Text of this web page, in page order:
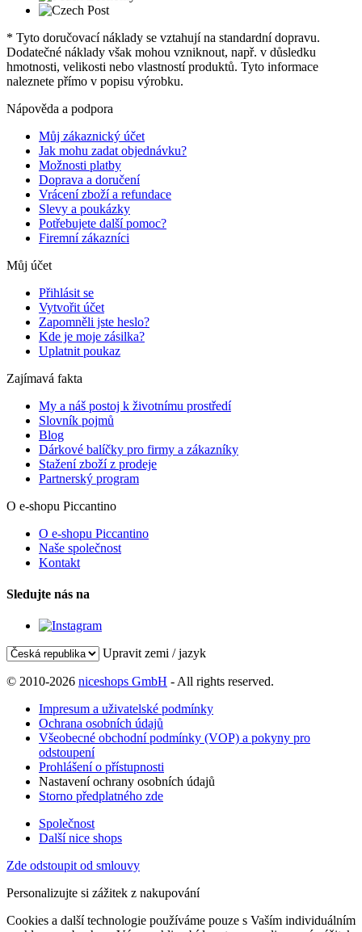
* Tyto doručovací náklady se vztahují na standardní dopravu.
Dodatečné náklady však mohou vzniknout, např. v důsledku
hmotnosti, velikosti nebo vlastností produktů. Tyto informace
naleznete přímo v popisu výrobku.
Nápověda a podpora
Můj zákaznický účet
Jak mohu zadat objednávku?
Možnosti platby
Doprava a doručení
Vrácení zboží a refundace
Slevy a poukázky
Potřebujete další pomoc?
Firemní zákazníci
Můj účet
Přihlásit se
Vytvořit účet
Zapomněli jste heslo?
Kde je moje zásilka?
Uplatnit poukaz
Zajímavá fakta
My a náš postoj k životnímu prostředí
Slovník pojmů
Blog
Dárkové balíčky pro firmy a zákazníky
Stažení zboží z prodeje
Partnerský program
O e-shopu Piccantino
O e-shopu Piccantino
Naše společnost
Kontakt
Sledujte nás na
Upravit zemi / jazyk
© 2010-2026 niceshops GmbH - All rights reserved.
Impresum a uživatelské podmínky
Ochrana osobních údajů
Všeobecné obchodní podmínky (VOP) a pokyny pro
odstoupení
Prohlášení o přístupnosti
Nastavení ochrany osobních údajů
Storno předplatného zde
Společnost
Další nice shops
Zde odstoupit od smlouvy
Personalizujte si zážitek z nakupování
Cookies a další technologie používáme pouze s Vaším individuálním